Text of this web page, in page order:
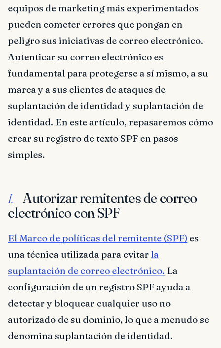
equipos de marketing más experimentados
pueden cometer errores que pongan en
peligro sus iniciativas de correo electrónico.
Autenticar su correo electrónico es
fundamental para protegerse a sí mismo, a su
marca y a sus clientes de ataques de
suplantación de identidad y suplantación de
identidad. En este artículo, repasaremos cómo
crear su registro de texto SPF en pasos
simples.
I.
Autorizar remitentes de correo
electrónico con SPF
El Marco de políticas del remitente (SPF) es
una técnica utilizada para evitar la
suplantación de correo electrónico. La
configuración de un registro SPF ayuda a
detectar y bloquear cualquier uso no
autorizado de su dominio, lo que a menudo se
denomina suplantación de identidad.